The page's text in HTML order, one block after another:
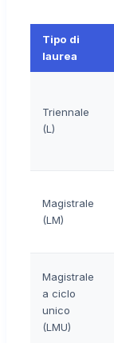
Tipo di
laurea
Triennale
(L)
Magistrale
(LM)
Magistrale
a ciclo
unico
(LMU)